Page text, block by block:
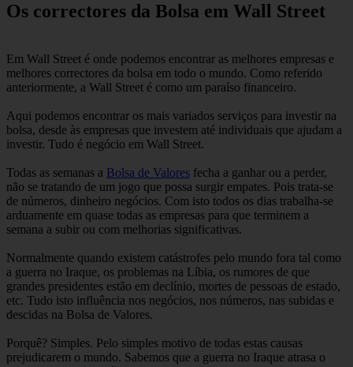
Os correctores da Bolsa em Wall Street
Em Wall Street é onde podemos encontrar as melhores empresas e
melhores correctores da bolsa em todo o mundo. Como referido
anteriormente, a Wall Street é como um paraíso financeiro.
Aqui podemos encontrar os mais variados serviços para investir na
bolsa, desde às empresas que investem até individuais que ajudam a
investir. Tudo é negócio em Wall Street.
Todas as semanas a Bolsa de Valores fecha a ganhar ou a perder,
não se tratando de um jogo que possa surgir empates. Pois trata-se
de números, dinheiro negócios. Com isto todos os dias trabalha-se
arduamente em quase todas as empresas para que terminem a
semana a subir ou com melhorias significativas.
Normalmente quando existem catástrofes pelo mundo fora tal como
a guerra no Iraque, os problemas na Líbia, os rumores de que
grandes presidentes estão em declínio, mortes de pessoas de estado,
etc. Tudo isto influência nos negócios, nos números, nas subidas e
descidas na Bolsa de Valores.
Porquê? Simples. Pelo simples motivo de todas estas causas
prejudicarem o mundo. Sabemos que a guerra no Iraque atrasa o